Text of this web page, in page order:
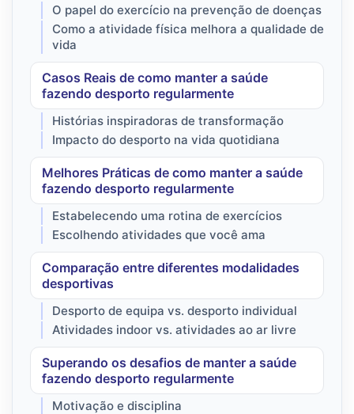
O papel do exercício na prevenção de doenças
Como a atividade física melhora a qualidade de
vida
Casos Reais de como manter a saúde
fazendo desporto regularmente
Histórias inspiradoras de transformação
Impacto do desporto na vida quotidiana
Melhores Práticas de como manter a saúde
fazendo desporto regularmente
Estabelecendo uma rotina de exercícios
Escolhendo atividades que você ama
Comparação entre diferentes modalidades
desportivas
Desporto de equipa vs. desporto individual
Atividades indoor vs. atividades ao ar livre
Superando os desafios de manter a saúde
fazendo desporto regularmente
Motivação e disciplina